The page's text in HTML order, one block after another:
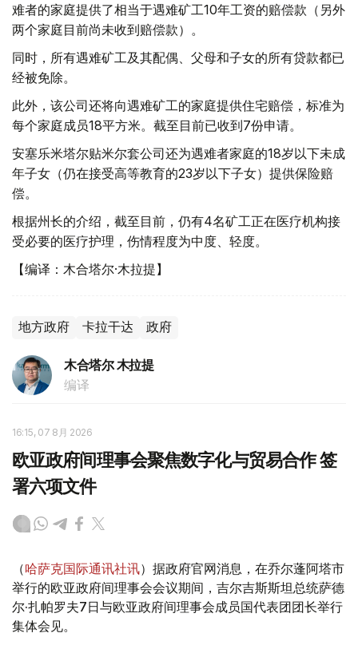
难者的家庭提供了相当于遇难矿工10年工资的赔偿款（另外
两个家庭目前尚未收到赔偿款）。
同时，所有遇难矿工及其配偶、父母和子女的所有贷款都已
经被免除。
此外，该公司还将向遇难矿工的家庭提供住宅赔偿，标准为
每个家庭成员18平方米。截至目前已收到7份申请。
安塞乐米塔尔贴米尔套公司还为遇难者家庭的18岁以下未成
年子女（仍在接受高等教育的23岁以下子女）提供保险赔
偿。
根据州长的介绍，截至目前，仍有4名矿工正在医疗机构接
受必要的医疗护理，伤情程度为中度、轻度。
【编译：木合塔尔·木拉提】
地方政府 卡拉干达 政府
木合塔尔 木拉提
编译
16:15, 07 8月 2026
欧亚政府间理事会聚焦数字化与贸易合作 签
署六项文件
（哈萨克国际通讯社讯）据政府官网消息，在乔尔蓬阿塔市
举行的欧亚政府间理事会会议期间，吉尔吉斯斯坦总统萨德
尔·扎帕罗夫7日与欧亚政府间理事会成员国代表团团长举行
集体会见。